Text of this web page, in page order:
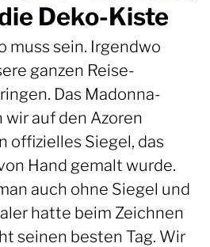
Deko-Kiste
muss sein. Irgendwo
ganzen Reise-
Das Madonna-
auf den Azoren
offizielles Siegel, das
Hand gemalt wurde.
auch ohne Siegel und
hatte beim Zeichnen
seinen besten Tag. Wir